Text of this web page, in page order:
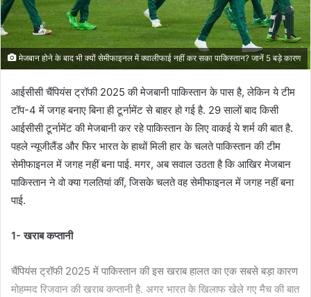
मेजबान होने के बाद भी क्यों सेमीफाइनल में क्वालीफाई नहीं कर सका पाकिस्तान? जानें 5 बड़े कारण
आईसीसी चैंपियंस ट्रॉफी 2025 की मेजबानी पाकिस्तान के पास है, लेकिन ये टीम
टॉप-4 में जगह बनाए बिना ही टूर्नामेंट से बाहर हो गई है. 29 सालों बाद किसी
आईसीसी टूर्नामेंट की मेजबानी कर रहे पाकिस्तान के लिए वाकई ये शर्म की बात है.
पहले न्यूजीलैंड और फिर भारत के हाथों मिली हार के चलते पाकिस्तान की टीम
सेमीफाइनल में जगह नहीं बना पाई. मगर, अब सवाल उठता है कि आखिर मेजबान
पाकिस्तान ने वो क्या गलतियां कीं, जिसके चलते वह सेमीफाइनल में जगह नहीं बना
पाई.
1- खराब कप्तानी
चैंपियंस ट्रॉफी 2025 में पाकिस्तान की इस खराब हालत का एक सबसे बड़ा कारण
मोहम्मद रिजवान की खराब कप्तानी है. अगर भारत के खिलाफ खेले गए मैच की बात